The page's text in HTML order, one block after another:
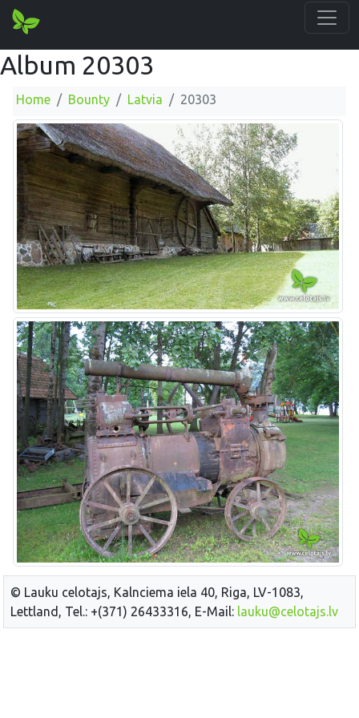
Album 20303
Home Bounty Latvia 20303
© Lauku celotajs, Kalnciema iela 40, Riga, LV-1083,
Lettland, Tel.: +(371) 26433316, E-Mail: lauku@celotajs.lv